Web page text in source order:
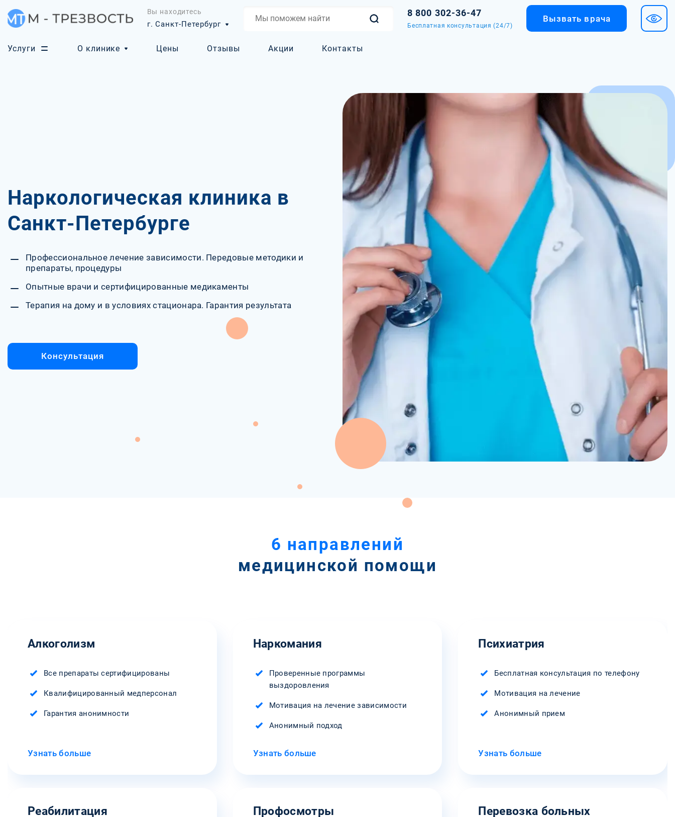
Вы находитесь
г. Санкт-Петербург
8 800 302-36-47
Бесплатная консультация (24/7)
Вызвать врача
Услуги О клинике Цены Отзывы Акции Контакты
Наркологическая клиника в
Санкт-Петербурге
Профессиональное лечение зависимости. Передовые методики и
препараты, процедуры
Опытные врачи и сертифицированные медикаменты
Терапия на дому и в условиях стационара. Гарантия результата
Консультация
6 направлений
медицинской помощи
Алкоголизм
Все препараты сертифицированы
Квалифицированный медперсонал
Гарантия анонимности
Узнать больше
Наркомания
Проверенные программы
выздоровления
Мотивация на лечение зависимости
Анонимный подход
Узнать больше
Психиатрия
Бесплатная консультация по телефону
Мотивация на лечение
Анонимный прием
Узнать больше
Реабилитация Профосмотры Перевозка больных